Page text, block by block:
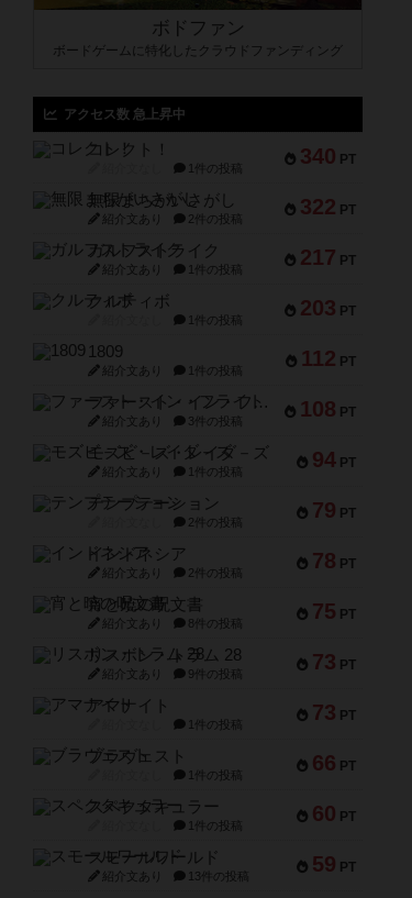
ボドファン
ボードゲームに特化したクラウドファンディング
アクセス数 急上昇中
340 PT
コレクト！
1件の投稿
322 PT
無限まちがいさがし
紹介文あり 2件の投稿
217 PT
ガルフストライク
紹介文あり 1件の投稿
203 PT
クルティボ
1件の投稿
112 PT
1809
紹介文あり 1件の投稿
108 PT
ファースト・イン・フライト
紹介文あり 3件の投稿
94 PT
モズビ－ズ・レイダ－ズ
紹介文あり 1件の投稿
79 PT
テンプテーション
2件の投稿
78 PT
インドネシア
紹介文あり 2件の投稿
75 PT
宵と暁の呪文書
紹介文あり 8件の投稿
73 PT
リスボン・トラム 28
紹介文あり 9件の投稿
73 PT
アマナイト
1件の投稿
66 PT
ブラヴェスト
1件の投稿
60 PT
スペクタキュラー
1件の投稿
59 PT
スモールワールド
紹介文あり 13件の投稿